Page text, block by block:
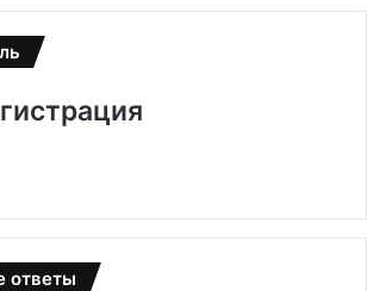
ответы